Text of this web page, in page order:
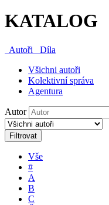
KATALOG
Autoři
Díla
Všichni autoři
Kolektivní správa
Agentura
Autor
Filtrovat
Vše
#
A
B
C